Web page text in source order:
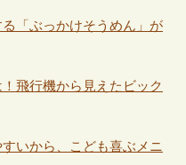
「ぶっかけそうめん」が
飛行機から見えたビック
いから、こども喜ぶメニ